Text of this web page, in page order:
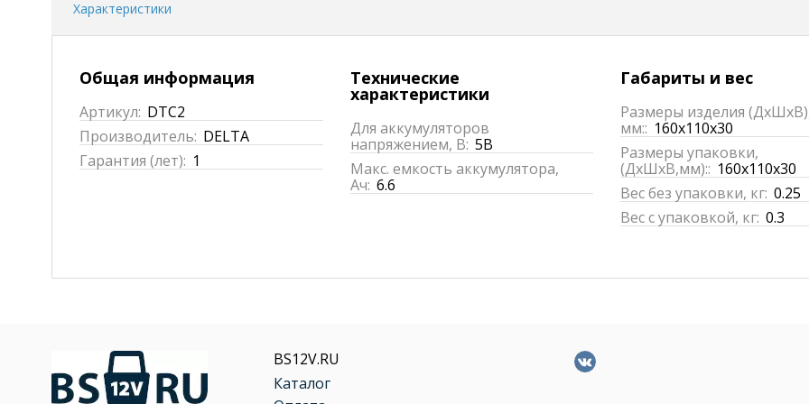
Характеристики
Общая информация
Артикул: DTC2
Производитель: DELTA
Гарантия (лет): 1
Технические
характеристики
Для аккумуляторов
напряжением, В: 5B
Макс. емкость аккумулятора,
Ач: 6.6
Габариты и вес
Размеры изделия
мм:: 160x110x30
Размеры упаковки,
(ДхШхВ,мм):: 160x110x30
Вес без упаковки, кг: 0.25
Вес с упаковкой, кг: 0.3
BS12V.RU
Каталог